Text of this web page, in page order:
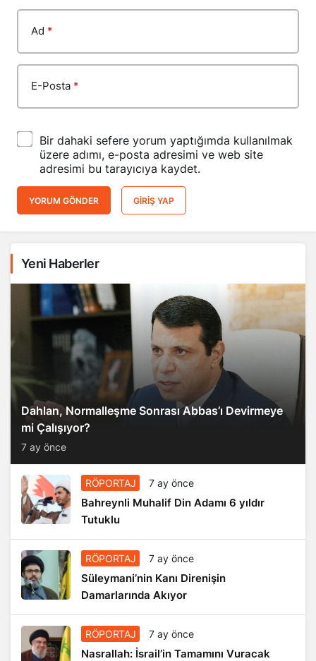
Ad *
E-Posta *
Bir dahaki sefere yorum yaptığımda kullanılmak
üzere adımı, e-posta adresimi ve web site
adresimi bu tarayıcıya kaydet.
YORUM GÖNDER GIRIŞ YAP
Yeni Haberler
Dahlan, Normalleşme Sonrası Abbas’ı Devirmeye
mi Çalışıyor?
7 ay önce
RÖPORTAJ 7 ay önce
Bahreynli Muhalif Din Adamı 6 yıldır
Tutuklu
RÖPORTAJ 7 ay önce
Süleymani’nin Kanı Direnişin
Damarlarında Akıyor
RÖPORTAJ 7 ay önce
Nasrallah: İsrail’in Tamamını Vuracak